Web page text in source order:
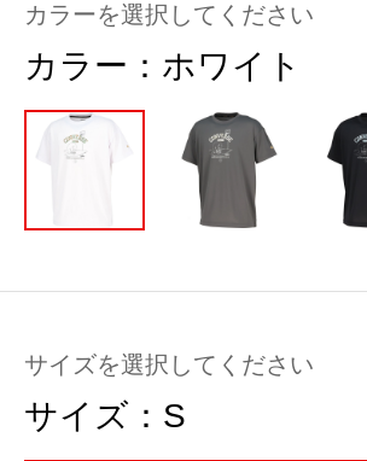
カラーを選択してください
カラー： ホワイト
サイズを選択してください
サイズ： S